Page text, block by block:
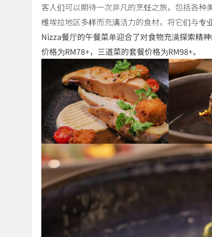
客人们可以期待一次非凡的烹饪之旅，包括各
维埃拉地区多样而充满活力的食材，将它们与专
Nizza餐厅的午餐菜单迎合了对食物充满探索精
价格为RM78+，三道菜的套餐价格为RM98+。